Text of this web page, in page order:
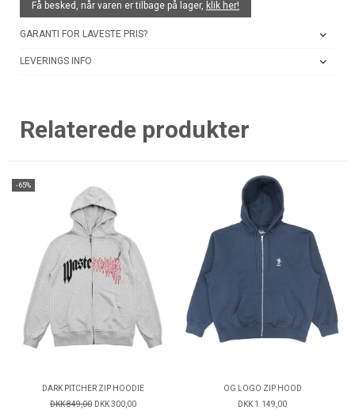
Få besked, når varen er tilbage på lager, klik her!
GARANTI FOR LAVESTE PRIS?
LEVERINGS INFO
Relaterede produkter
-65%
DARK PITCHER ZIP HOODIE
DKK 849,00 DKK 300,00
OG LOGO ZIP HOOD
DKK 1.149,00